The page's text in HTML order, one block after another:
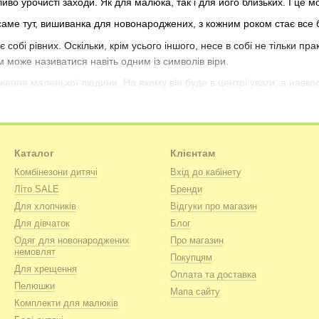
тут, вишиванка для новонароджених, з кожним роком стає
рівних. Оскільки, крім усього іншого, несе в собі не тільки
називатися навіть одним із символів віри.
маленької людини. На якому він буде в центрі уваги, а
приводів для того, щоб поповнити гардероб малюка подібною
зможете вибрати щось на свій смак. Будь то вишиванка
Це ще й свого роду оберіг. Адже здавна вишиті візерунки та
таких елементів декору. Бо вишиванка дитяча, так
і сьогодні. Тому, чому б не подумати про те, щоб подарувати
А саме в тому, що кожна вишиванка для малюків купити
та досягнень сучасної текстильної промисловості. Адже
Каталог
Комбінезони дитячі
Літо SALE
Для хлопчиків
Для дівчаток
Одяг для новонароджених
немовлят
Для хрещення
Пелюшки
Комплекти для малюків
Клієнтам
Вхід до кабінету
Бренди
Відгуки про магазин
Блог
Про магазин
Покупцям
Оплата та доставка
Мапа сайту